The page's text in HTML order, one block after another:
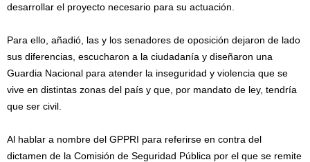
desarrollar el proyecto necesario para su actuación.
Para ello, añadió, las y los senadores de oposición dejaron de lado
sus diferencias, escucharon a la ciudadanía y diseñaron una
Guardia Nacional para atender la inseguridad y violencia que se
vive en distintas zonas del país y que, por mandato de ley, tendría
que ser civil.
Al hablar a nombre del GPPRI para referirse en contra del
dictamen de la Comisión de Seguridad Pública por el que se remite